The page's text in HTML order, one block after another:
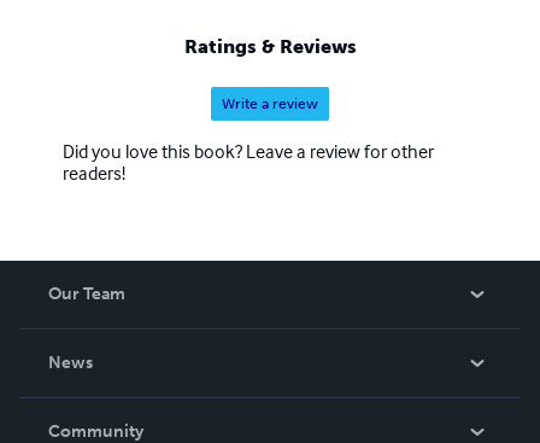
Ratings & Reviews
Write a review
Did you love this book? Leave a review for other
readers!
Our Team
News
In The News
Community